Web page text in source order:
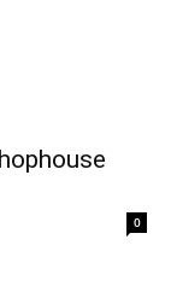
0